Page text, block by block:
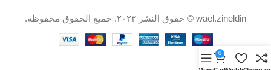
wael.zineldin © حقوق النشر ٢٠٢٣. جميع الحقوق محفوظة.
0